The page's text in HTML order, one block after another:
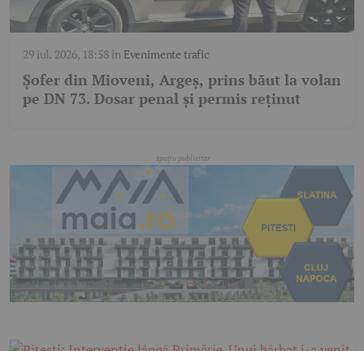
29 iul. 2026, 18:58în Evenimente trafic
Șofer din Mioveni, Argeș, prins băut la volan
pe DN 73. Dosar penal și permis reținut